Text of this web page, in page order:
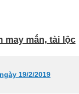
may mắn, tài lộc
19/2/2019